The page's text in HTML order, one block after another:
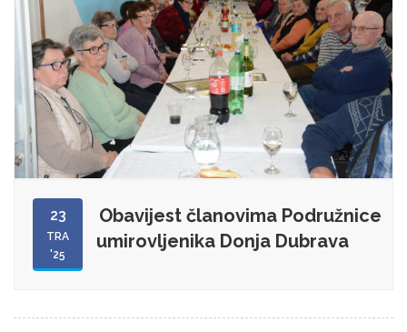
23
TRA
'25
Obavijest članovima Podružnice
umirovljenika Donja Dubrava